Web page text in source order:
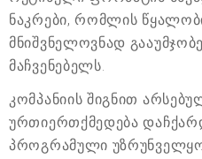
ნაკრები, რომლის
მნიშვნელოვნად
მაჩვენებელს.
კომპანიის შიგნით
ურთიერთქმედება
პროგრამული